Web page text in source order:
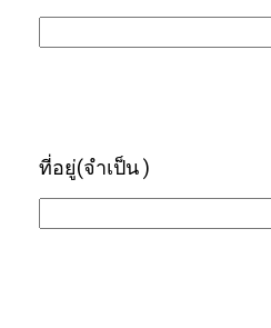
ที่อยู่(จำเป็น )